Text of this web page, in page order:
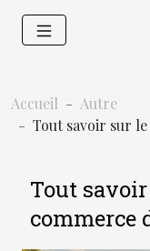
Accueil
Autre
Tout savoir sur
Tout
commerce